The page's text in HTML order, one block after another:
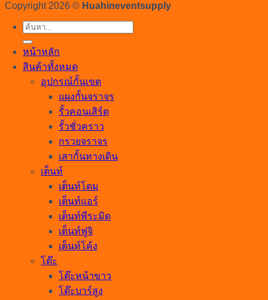
Copyright 2026 © Huahineventsupply
ค้นหา:
หน้าหลัก
สินค้าทั้งหมด
อุปกรณ์กั้นเขต
แผงกั้นจราจร
รั้วคอนเสิร์ต
รั้วชั่วคราว
กรวยจราจร
เสากั้นทางเดิน
เต็นท์
เต็นท์โดม
เต็นท์แอร์
เต็นท์พีระมิด
เต็นท์ฟูจิ
เต็นท์โค้ง
โต๊ะ
โต๊ะหน้าขาว
โต๊ะบาร์สูง